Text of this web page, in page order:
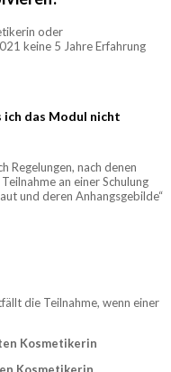
oder
keine 5 Jahre Erfahrung
ich das Modul nicht
Regelungen, nach denen
an einer Schulung
und deren Anhangsgebilde“
die Teilnahme, wenn einer
Kosmetikerin
Kosmetikerin